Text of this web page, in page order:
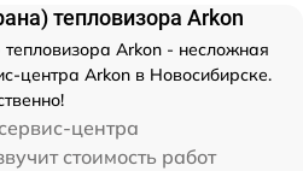
тепловизора Arkon
Arkon - несложная
центра Arkon в Новосибирске.
центра
стоимость работ